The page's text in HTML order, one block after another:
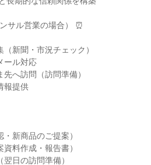
サル営業の場合） ⏰
新聞・市況チェック）
ール対応
へ訪問（訪問準備）
報提供
新商品のご提案）
料作成・報告書）
日の訪問準備）